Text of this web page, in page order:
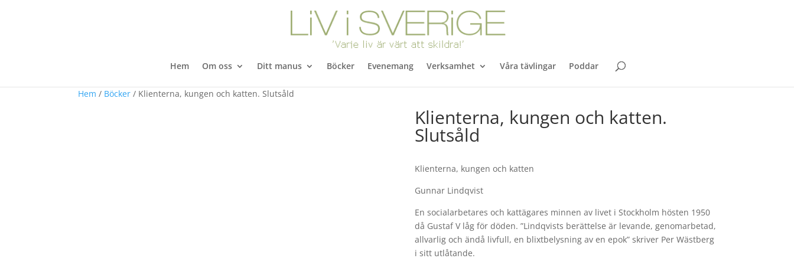
Hem Om oss Ditt manus Böcker Evenemang Verksamhet Våra tävlingar Poddar
Hem / Böcker / Klienterna, kungen och katten. Slutsåld
Klienterna, kungen och katten.
Slutsåld
Klienterna, kungen och katten
Gunnar Lindqvist
En socialarbetares och kattägares minnen av livet i Stockholm hösten 1950
då Gustaf V låg för döden. ”Lindqvists berättelse är levande, genomarbetad,
allvarlig och ändå livfull, en blixtbelysning av en epok” skriver Per Wästberg
i sitt utlåtande.